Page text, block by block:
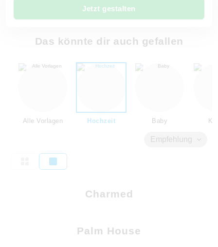
Jetzt gestalten
Das könnte dir auch gefallen
Alle Vorlagen Hochzeit Baby
Empfehlung
Charmed
Palm House